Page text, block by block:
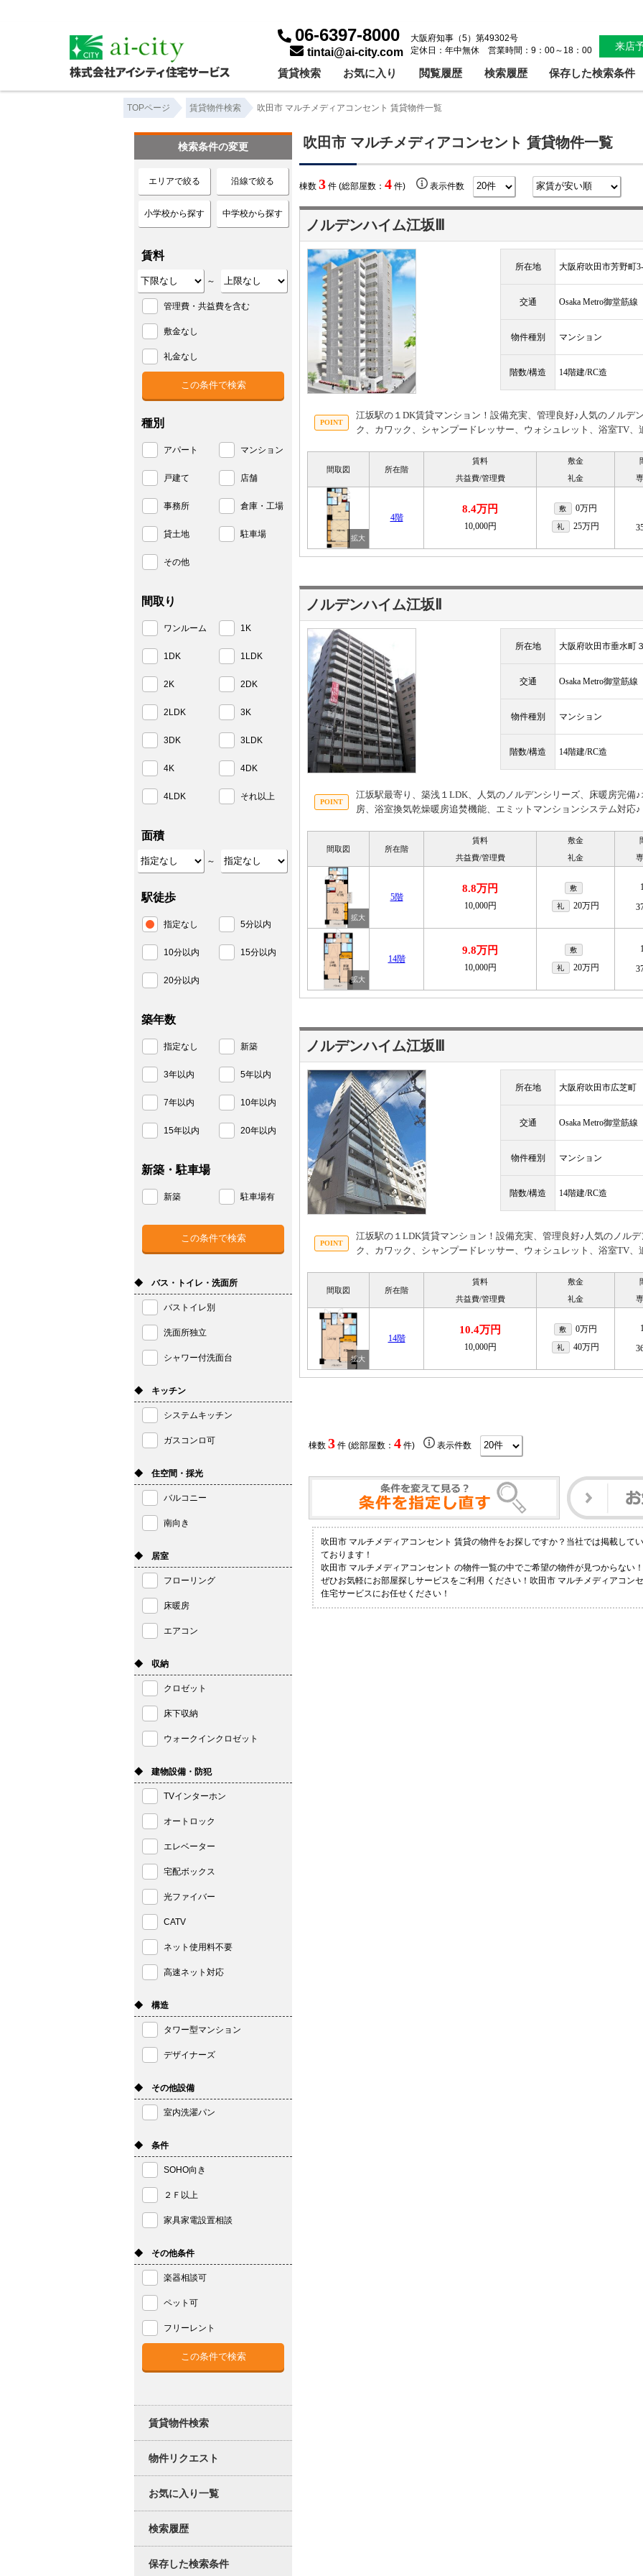
06-6397-8000
tintai@ai-city.com
大阪府知事（5）第49302号
定休日：年中無休 営業時間：9：00～18：00
来店
賃貸検索 お気に入り 閲覧履歴 検索履歴 保存した検索条件
TOPページ 賃貸物件検索 吹田市 マルチメディアコンセント 賃貸物件一覧
吹田市 マルチメディアコンセント 賃貸物件一覧
棟数 3 件 (総部屋数： 4 件) 表示件数
ノルデンハイム江坂Ⅲ
所在地 大阪府吹田市芳野町
交通 Osaka Metro御堂筋線
物件種別 マンション
階数/構造 14階建/RC造
江坂駅の１DK賃貸マンション！設備充実、管理良好♪人気のノルデ
ク、カワック、シャンプードレッサー、ウォシュレット、浴室TV、
間取図 所在階
賃料
共益費/管理費
敷金
礼金
4階
8.4万円
10,000円
敷 0万円
礼 25万円
ノルデンハイム江坂Ⅱ
所在地 大阪府吹田市垂水町
交通 Osaka Metro御堂筋線
物件種別 マンション
階数/構造 14階建/RC造
江坂駅最寄り、築浅１LDK、人気のノルデンシリーズ、床暖房完備
房、浴室換気乾燥暖房追焚機能、エミットマンションシステム対応♪
間取図 所在階
賃料
共益費/管理費
敷金
礼金
5階
8.8万円
10,000円
敷
礼 20万円
14階
9.8万円
10,000円
敷
礼 20万円
ノルデンハイム江坂Ⅲ
所在地 大阪府吹田市広芝町
交通 Osaka Metro御堂筋線
物件種別 マンション
階数/構造 14階建/RC造
江坂駅の１LDK賃貸マンション！設備充実、管理良好♪人気のノル
ク、カワック、シャンプードレッサー、ウォシュレット、浴室TV、
間取図 所在階
賃料
共益費/管理費
敷金
礼金
14階
10.4万円
10,000円
敷 0万円
礼 40万円
棟数 3件 (総部屋数： 4件) 表示件数
吹田市 マルチメディアコンセント 賃貸の物件をお探しですか？当社では掲載して
ております！
吹田市 マルチメディアコンセント の物件一覧の中でご希望の物件が見つからない
ぜひお気軽にお部屋探しサービスをご利用 ください！吹田市 マルチメディアコン
住宅サービスにお任せください！
検索条件の変更
エリアで絞る 沿線で絞る
小学校から探す 中学校から探す
賃料
～
管理費・共益費を含む
敷金なし
礼金なし
種別
アパート マンション
戸建て 店舗
事務所 倉庫・工場
貸土地 駐車場
その他
間取り
ワンルーム 1K
1DK 1LDK
2K 2DK
2LDK 3K
3DK 3LDK
4K 4DK
4LDK それ以上
面積
～
駅徒歩
指定なし 5分以内
10分以内 15分以内
20分以内
築年数
指定なし 新築
3年以内 5年以内
7年以内 10年以内
15年以内 20年以内
新築・駐車場
新築 駐車場有
◆ バス・トイレ・洗面所
バストイレ別
洗面所独立
シャワー付洗面台
◆ キッチン
システムキッチン
ガスコンロ可
◆ 住空間・採光
バルコニー
南向き
◆ 居室
フローリング
床暖房
エアコン
◆ 収納
クロゼット
床下収納
ウォークインクロゼット
◆ 建物設備・防犯
TVインターホン
オートロック
エレベーター
宅配ボックス
光ファイバー
CATV
ネット使用料不要
高速ネット対応
◆ 構造
タワー型マンション
デザイナーズ
◆ その他設備
室内洗濯パン
◆ 条件
SOHO向き
２Ｆ以上
家具家電設置相談
◆ その他条件
楽器相談可
ペット可
フリーレント
賃貸物件検索
物件リクエスト
お気に入り一覧
検索履歴
保存した検索条件